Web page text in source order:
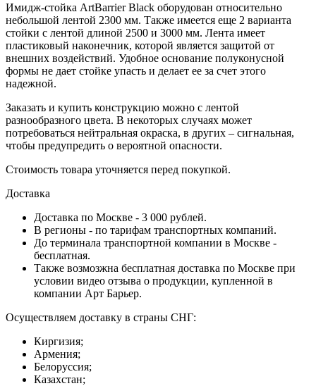
Имидж-стойка ArtBarrier Black оборудован относительно
небольшой лентой 2300 мм. Также имеется еще 2 варианта
стойки с лентой длиной 2500 и 3000 мм. Лента имеет
пластиковый наконечник, которой является защитой от
внешних воздействий. Удобное основание полуконусной
формы не дает стойке упасть и делает ее за счет этого
надежной.
Заказать и купить конструкцию можно с лентой
разнообразного цвета. В некоторых случаях может
потребоваться нейтральная окраска, в других – сигнальная,
чтобы предупредить о вероятной опасности.
Стоимость товара уточняется перед покупкой.
Доставка
Доставка по Москве - 3 000 рублей.
В регионы - по тарифам транспортных компаний.
До терминала транспортной компании в Москве -
бесплатная.
Также возмозжна бесплатная доставка по Москве при
условии видео отзыва о продукции, купленной в
компании Арт Барьер.
Осуществляем доставку в страны СНГ:
Киргизия;
Армения;
Белоруссия;
Казахстан;